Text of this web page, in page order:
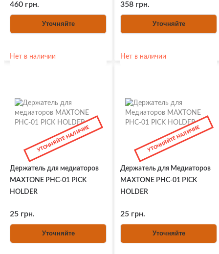
460 грн.
Уточняйте
Нет в наличии
358 грн.
Уточняйте
Нет в наличии
УТОЧНЯЙТЕ НАЛИЧИЕ
Держатель для медиаторов
MAXTONE PHC-01 PICK
HOLDER
25 грн.
Уточняйте
УТОЧНЯЙТЕ НАЛИЧИЕ
Держатель для Медиаторов
MAXTONE PHC-01 PICK
HOLDER
25 грн.
Уточняйте